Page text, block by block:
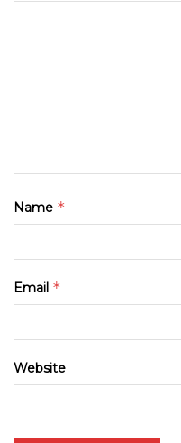
Name *
Email *
Website